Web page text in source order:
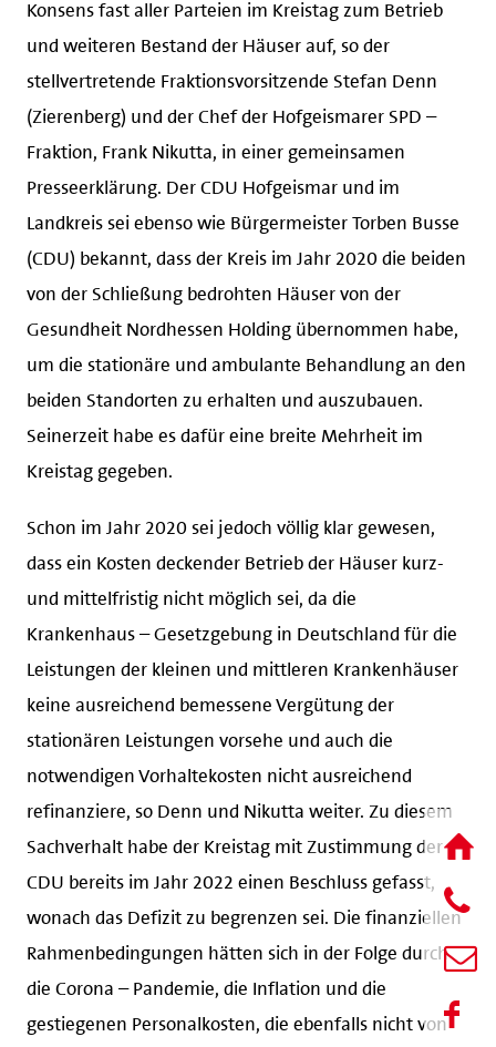
Konsens fast aller Parteien im Kreistag zum Betrieb
und weiteren Bestand der Häuser auf, so der
stellvertretende Fraktionsvorsitzende Stefan Denn
(Zierenberg) und der Chef der Hofgeismarer SPD –
Fraktion, Frank Nikutta, in einer gemeinsamen
Presseerklärung. Der CDU Hofgeismar und im
Landkreis sei ebenso wie Bürgermeister Torben Busse
(CDU) bekannt, dass der Kreis im Jahr 2020 die beiden
von der Schließung bedrohten Häuser von der
Gesundheit Nordhessen Holding übernommen habe,
um die stationäre und ambulante Behandlung an den
beiden Standorten zu erhalten und auszubauen.
Seinerzeit habe es dafür eine breite Mehrheit im
Kreistag gegeben.
Schon im Jahr 2020 sei jedoch völlig klar gewesen,
dass ein Kosten deckender Betrieb der Häuser kurz-
und mittelfristig nicht möglich sei, da die
Krankenhaus – Gesetzgebung in Deutschland für die
Leistungen der kleinen und mittleren Krankenhäuser
keine ausreichend bemessene Vergütung der
stationären Leistungen vorsehe und auch die
notwendigen Vorhaltekosten nicht ausreichend
refinanziere, so Denn und Nikutta weiter. Zu diesem
Sachverhalt habe der Kreistag mit Zustimmung der
CDU bereits im Jahr 2022 einen Beschluss gefasst,
wonach das Defizit zu begrenzen sei. Die finanziellen
Rahmenbedingungen hätten sich in der Folge durch
die Corona – Pandemie, die Inflation und die
gestiegenen Personalkosten, die ebenfalls nicht von